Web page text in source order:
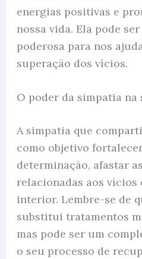
energias positivas e
nossa vida. Ela pode
poderosa para nos
superação dos vícios.
O poder da simpatia
A simpatia que
como objetivo
determinação, afastar
relacionadas aos vícios
interior. Lembre-se de
substitui tratamentos
mas pode ser um
o seu processo de